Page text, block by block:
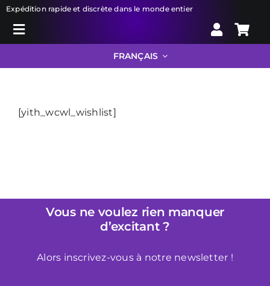
Skip
Expédition rapide et discrète dans le monde entier
Toggle
Search
Droguerie
FRANÇAIS
[yith_wcwl_wishlist]
Vous ne voulez rien manquer
d’excitant ?
Alors inscrivez-vous à notre newsletter !